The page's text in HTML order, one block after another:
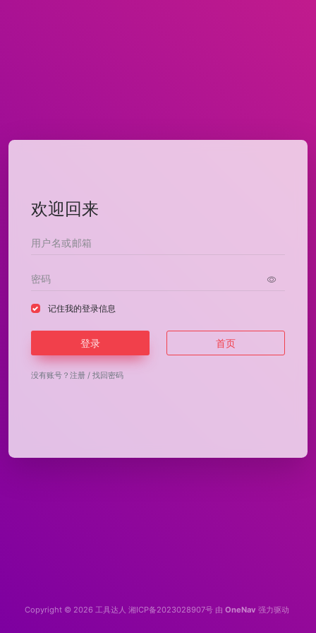
欢迎回来
记住我的登录信息
登录 首页
没有账号？ 注册 / 找回密码
Copyright © 2026 工具达人 湘ICP备2023028907号 由 OneNav 强力驱动